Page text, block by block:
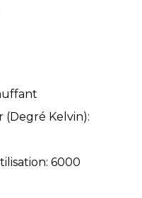
Kelvin):
6000